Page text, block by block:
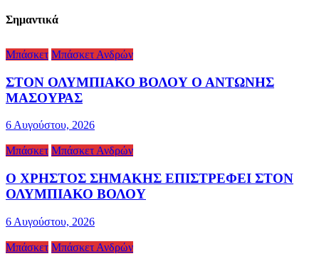
Σημαντικά
Μπάσκετ Μπάσκετ Ανδρών
ΣΤΟΝ ΟΛΥΜΠΙΑΚΟ ΒΟΛΟΥ Ο ΑΝΤΩΝΗΣ
ΜΑΣΟΥΡΑΣ
6 Αυγούστου, 2026
Μπάσκετ Μπάσκετ Ανδρών
Ο ΧΡΗΣΤΟΣ ΣΗΜΑΚΗΣ ΕΠΙΣΤΡΕΦΕΙ ΣΤΟΝ
ΟΛΥΜΠΙΑΚΟ ΒΟΛΟΥ
6 Αυγούστου, 2026
Μπάσκετ Μπάσκετ Ανδρών